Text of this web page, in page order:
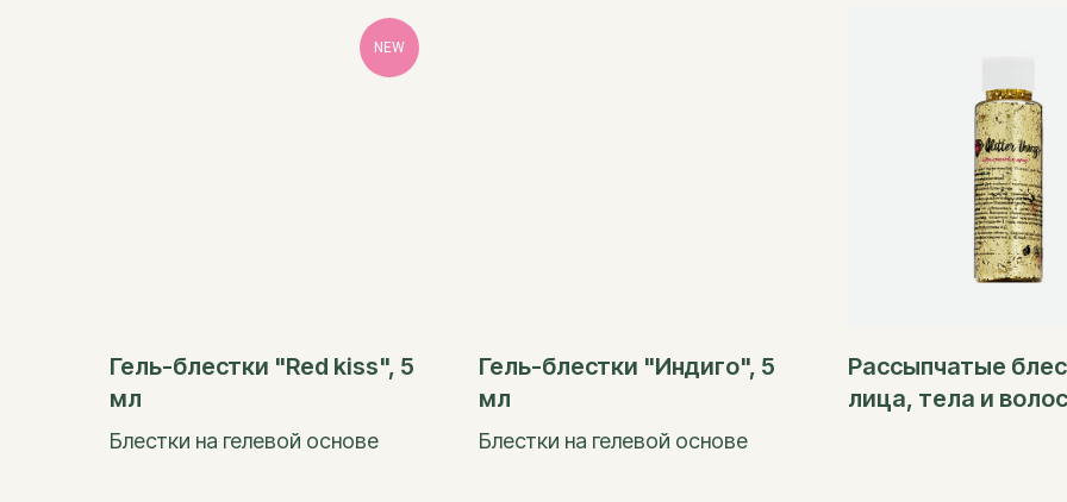
NEW
Гель-блестки "Red kiss", 5
мл
Блестки на гелевой основе
Гель-блестки "Индиго", 5
мл
Блестки на гелевой основе
Рассыпчатые
лица, тела и волос